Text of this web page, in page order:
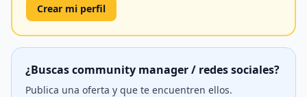
Crear mi perfil
¿Buscas community manager / redes sociales?
Publica una oferta y que te encuentren ellos.